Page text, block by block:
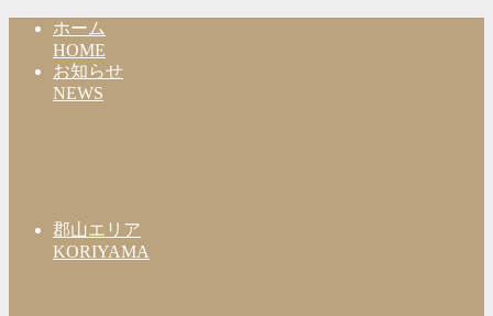
ホーム
HOME
お知らせ
NEWS
郡山エリア
KORIYAMA